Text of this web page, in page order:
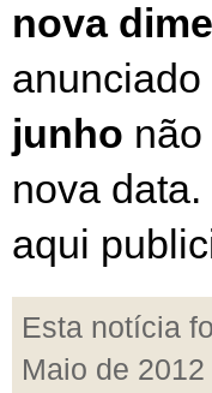
nova
junho
nova
aqui
Esta notícia
Maio de